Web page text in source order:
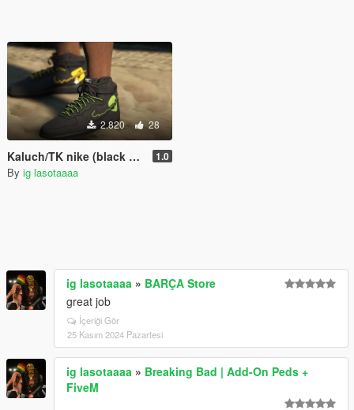
2.820 28
Kaluch/TK nike (black and white) for Franklin 1.0
By ig lasotaaaa
ig lasotaaaa » BARÇA Store
great job
İçeriği Gör
25 Kasım 2024 Pazartesi
ig lasotaaaa » Breaking Bad | Add-On Peds +
FiveM